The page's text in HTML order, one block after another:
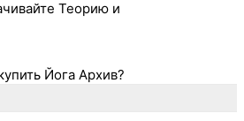
Теорию и
Йога Архив?